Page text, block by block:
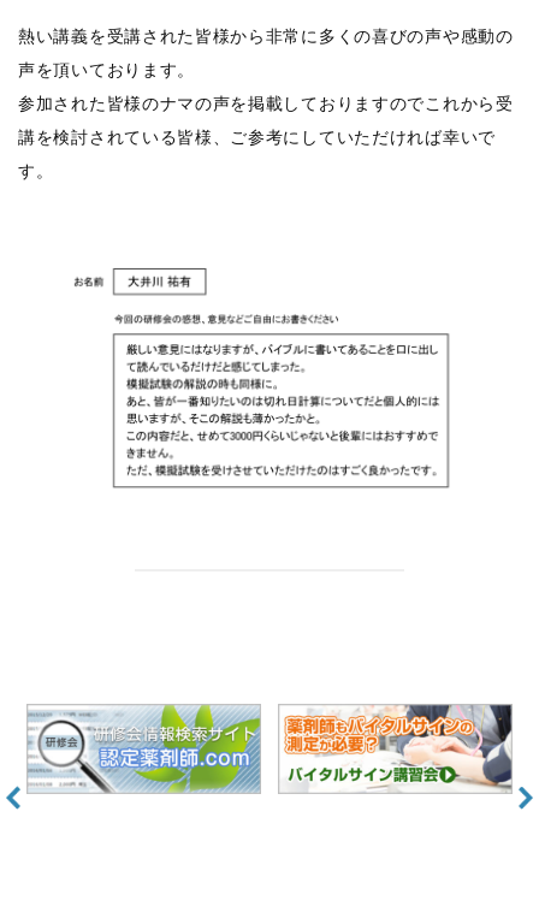
熱い講義を受講された皆様から非常に多くの喜びの声や感動の
声を頂いております。
参加された皆様のナマの声を掲載しておりますのでこれから受
講を検討されている皆様、ご参考にしていただければ幸いで
す。